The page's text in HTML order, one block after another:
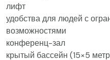
лифт
удобства для людей с
возможностями
конференц-зал
крытый бассейн (15×5